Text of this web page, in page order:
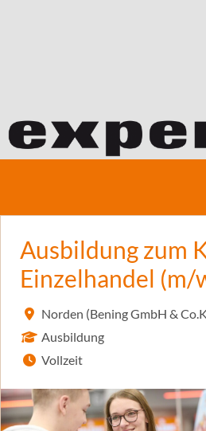
Ausbildung zum
Einzelhandel (m/
Norden (Bening GmbH &
Ausbildung
Vollzeit